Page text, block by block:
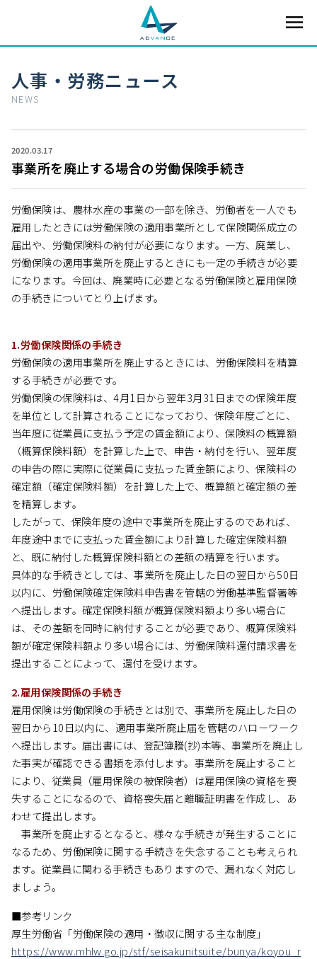
人事・労務ニュース
NEWS
2020.03.17
事業所を廃止する場合の労働保険手続き
労働保険は、農林水産の事業の一部を除き、労働者を一人でも
雇用したときには労働保険の適用事業所として保険関係成立の
届出や、労働保険料の納付が必要になります。一方、廃業し、
労働保険の適用事業所を廃止するときにも一定の手続きが必要
になります。今回は、廃業時に必要となる労働保険と雇用保険
の手続きについてとり上げます。
1.労働保険関係の手続き
労働保険の適用事業所を廃止するときには、労働保険料を精算
する手続きが必要です。
労働保険の保険料は、4月1日から翌年3月31日までの保険年度
を単位として計算されることになっており、保険年度ごとに、
当年度に従業員に支払う予定の賃金額により、保険料の概算額
（概算保険料額）を計算した上で、申告・納付を行い、翌年度
の申告の際に実際に従業員に支払った賃金額により、保険料の
確定額（確定保険料額）を計算した上で、概算額と確定額の差
を精算します。
したがって、保険年度の途中で事業所を廃止するのであれば、
年度途中までに支払った賃金額により計算した確定保険料額
と、既に納付した概算保険料額との差額の精算を行います。
具体的な手続きとしては、事業所を廃止した日の翌日から50日
以内に、労働保険確定保険料申告書を管轄の労働基準監督署等
へ提出します。確定保険料額が概算保険料額より多い場合に
は、その差額を同時に納付することが必要であり、概算保険料
額が確定保険料額より多い場合には、労働保険料還付請求書を
提出することによって、還付を受けます。
2.雇用保険関係の手続き
雇用保険は労働保険の手続きとは別で、事業所を廃止した日の
翌日から10日以内に、適用事業所廃止届を管轄のハローワーク
へ提出します。届出書には、登記簿謄(抄)本等、事業所を廃止し
た事実が確認できる書類を添付します。事業所を廃止すること
により、従業員（雇用保険の被保険者）は雇用保険の資格を喪
失することになるので、資格喪失届と離職証明書を作成し、あ
わせて提出します。
事業所を廃止するとなると、様々な手続きが発生することに
なるため、労働保険に関する手続きを失念することも考えられ
ます。従業員に関わる手続きもありますので、漏れなく対応し
ましょう。
■参考リンク
厚生労働省「労働保険の適用・徴収に関する主な制度」
https://www.mhlw.go.jp/stf/seisakunitsuite/bunya/koyou_r